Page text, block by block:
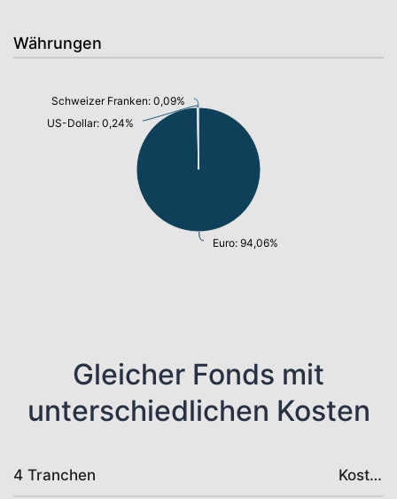
Währungen
Euro: 94,06%
US-Dollar: 0,24%
Schweizer Franken: 0,09%
Gleicher Fonds mit
unterschiedlichen Kosten
4 Tranchen Kosten